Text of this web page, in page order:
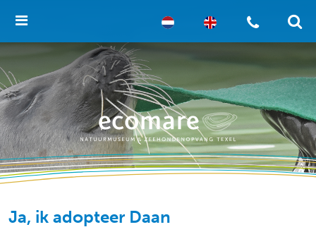
Ja, ik adopteer Daan